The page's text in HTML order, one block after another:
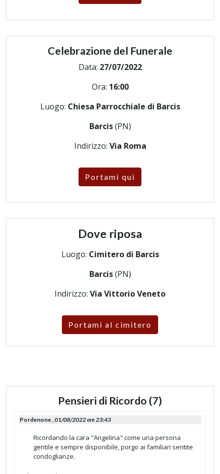
Celebrazione del Funerale
Data: 27/07/2022
Ora: 16:00
Luogo: Chiesa Parrocchiale di Barcis
Barcis(PN)
Indirizzo: Via Roma
Portami qui
Dove riposa
Luogo: Cimitero di Barcis
Barcis(PN)
Indirizzo: Via Vittorio Veneto
Portami al cimitero
Pensieri di Ricordo (7)
Pordenone ,01/08/2022 ore 23:43
Ricordando la cara "Angelina" come una persona
gentile e sempre disponibile, porgo ai familiari sentite
condoglianze.